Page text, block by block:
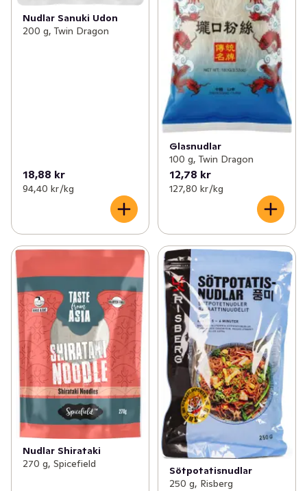
Nudlar Sanuki Udon
200 g, Twin Dragon
18,88 kr
94,40 kr /kg
Glasnudlar
100 g, Twin Dragon
12,78 kr
127,80 kr /kg
Nudlar Shirataki
270 g, Spicefield
Sötpotatisnudlar
250 g, Risberg